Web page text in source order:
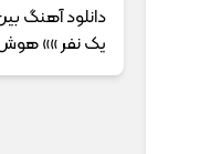
دانلود آهنگ
یک نفر »»